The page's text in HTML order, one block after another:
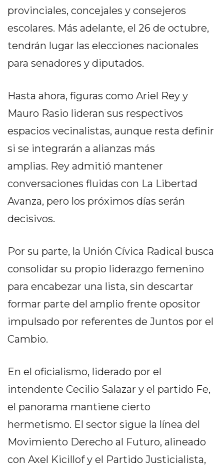
MAPA
DEL
SITIO
DEL
DIA
DIARIO
DEPORTIVO
GRUPO
INFOPBA
EN
NORTE
HORA
CLAVE
PERGAMINO
NOTICIAS
DE
NOTICIAS
DE
SALTO
ZÁRATE
provinciales, concejales y consejeros
escolares. Más adelante, el 26 de octubre,
tendrán lugar las elecciones nacionales
para senadores y diputados.
Hasta ahora, figuras como Ariel Rey y
Mauro Rasio lideran sus respectivos
espacios vecinalistas, aunque resta definir
si se integrarán a alianzas más
amplias. Rey admitió mantener
conversaciones fluidas con La Libertad
Avanza, pero los próximos días serán
decisivos.
Por su parte, la Unión Cívica Radical busca
consolidar su propio liderazgo femenino
para encabezar una lista, sin descartar
formar parte del amplio frente opositor
impulsado por referentes de Juntos por el
Cambio.
En el oficialismo, liderado por el
intendente Cecilio Salazar y el partido Fe,
el panorama mantiene cierto
hermetismo. El sector sigue la línea del
Movimiento Derecho al Futuro, alineado
con Axel Kicillof y el Partido Justicialista,